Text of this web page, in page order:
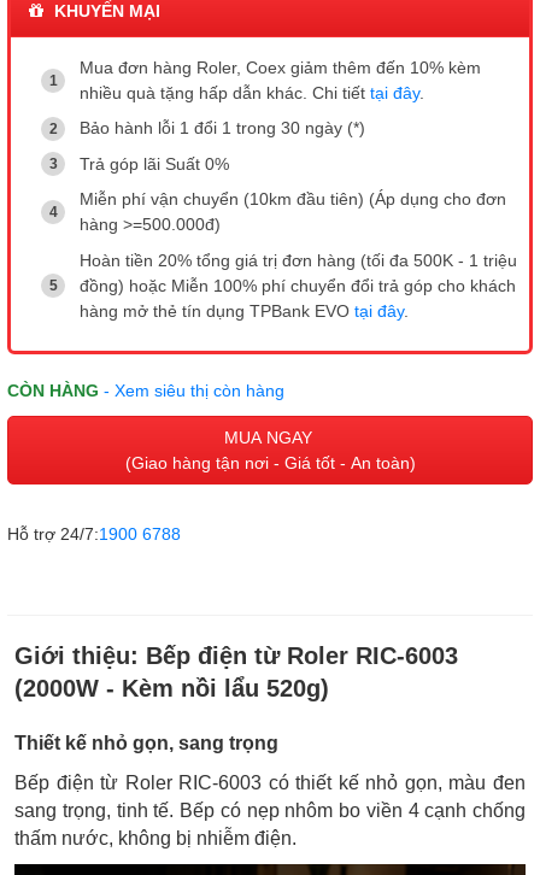
KHUYẾN MẠI
Mua đơn hàng Roler, Coex giảm thêm đến 10% kèm
nhiều quà tặng hấp dẫn khác. Chi tiết tại đây.
Bảo hành lỗi 1 đổi 1 trong 30 ngày (*)
Trả góp lãi Suất 0%
Miễn phí vận chuyển (10km đầu tiên) (Áp dụng cho đơn
hàng >=500.000đ)
Hoàn tiền 20% tổng giá trị đơn hàng (tối đa 500K - 1 triệu
đồng) hoặc Miễn 100% phí chuyển đổi trả góp cho khách
hàng mở thẻ tín dụng TPBank EVO tại đây.
CÒN HÀNG - Xem siêu thị còn hàng
MUA NGAY
(Giao hàng tận nơi - Giá tốt - An toàn)
Hỗ trợ 24/7:1900 6788
Giới thiệu: Bếp điện từ Roler RIC-6003
(2000W - Kèm nồi lẩu 520g)
Thiết kế nhỏ gọn, sang trọng
Bếp điện từ Roler RIC-6003 có thiết kế nhỏ gọn, màu đen
sang trọng, tinh tế. Bếp có nẹp nhôm bo viền 4 cạnh chống
thấm nước, không bị nhiễm điện.